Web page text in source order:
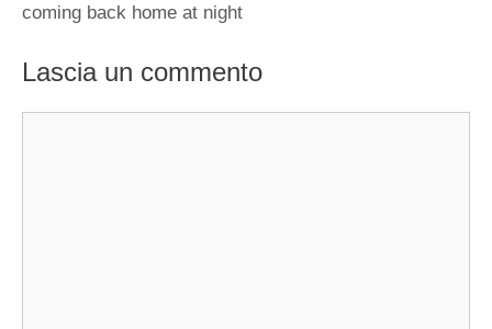
coming back home at night
Lascia un commento